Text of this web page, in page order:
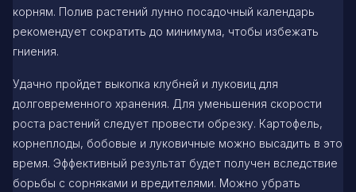
корням. Полив растений лунно посадочный календарь
рекомендует сократить до минимума, чтобы избежать
гниения.
Удачно пройдет выкопка клубней и луковиц для
долговременного хранения. Для уменьшения скорости
роста растений следует провести обрезку. Картофель,
корнеплоды, бобовые и луковичные можно высадить в это
время. Эффективный результат будет получен вследствие
борьбы с сорняками и вредителями. Можно убрать